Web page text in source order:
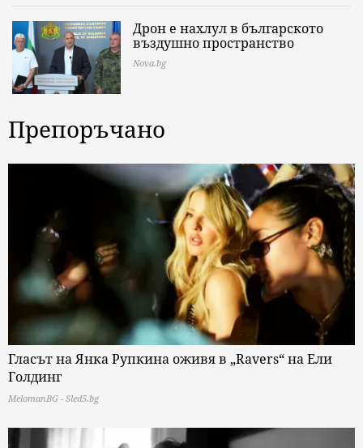
Дрон е нахлул в българското
въздушно пространство
Nova.bg
Препоръчано
Гласът на Янка Рупкина оживя в „Ravers“ на Ели
Голдинг
MelomanBG - Sled5.bg